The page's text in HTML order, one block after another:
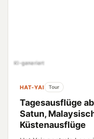
KI-generiert
HAT-YAI Tour
Tagesausflüge
Satun,
Küstenausflüge